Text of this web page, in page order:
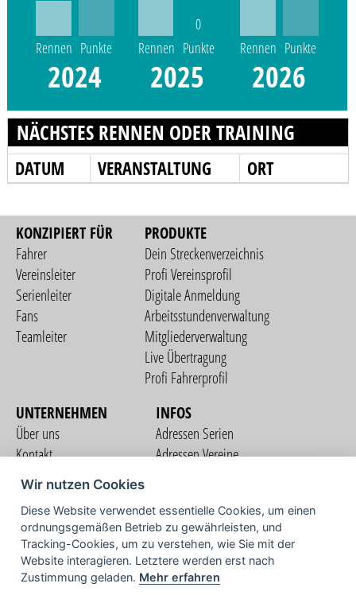
Rennen Punkte
2024
Rennen
0
Punkte
2025
Rennen Punkte
2026
NÄCHSTES RENNEN ODER TRAINING
DATUM VERANSTALTUNG ORT
KONZIPIERT FÜR
Fahrer
Vereinsleiter
Serienleiter
Fans
Teamleiter
PRODUKTE
Dein Streckenverzeichnis
Profi Vereinsprofil
Digitale Anmeldung
Arbeitsstundenverwaltung
Mitgliederverwaltung
Live Übertragung
Profi Fahrerprofil
UNTERNEHMEN
Über uns
Kontakt
Nutzungsbedingungen
Datenschutzerklärung
Impressum
INFOS
Adressen Serien
Adressen Vereine
COMMUNITY
Wir nutzen Cookies
Diese Website verwendet essentielle Cookies, um einen
ordnungsgemäßen Betrieb zu gewährleisten, und
Tracking-Cookies, um zu verstehen, wie Sie mit der
Website interagieren. Letztere werden erst nach
Zustimmung geladen. Mehr erfahren